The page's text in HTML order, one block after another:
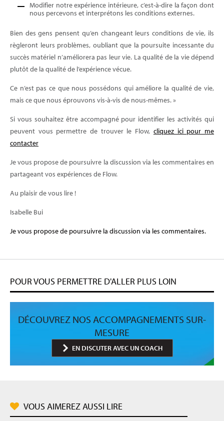
Modifier notre expérience intérieure, c’est-à-dire la façon dont
nous percevons et interprétons les conditions externes.
Bien des gens pensent qu’en changeant leurs conditions de vie, ils
règleront leurs problèmes, oubliant que la poursuite incessante du
succès matériel n’améliorera pas leur vie. La qualité de la vie dépend
plutôt de la qualité de l’expérience vécue.
Ce n’est pas ce que nous possédons qui améliore la qualité de vie,
mais ce que nous éprouvons vis-à-vis de nous-mêmes. »
Si vous souhaitez être accompagné pour identifier les activités qui
peuvent vous permettre de trouver le Flow, cliquez ici pour me
contacter
Je vous propose de poursuivre la discussion via les commentaires en
partageant vos expériences de Flow.
Au plaisir de vous lire !
Isabelle Bui
Je vous propose de poursuivre la discussion via les commentaires.
POUR VOUS PERMETTRE D'ALLER PLUS LOIN
DÉCOUVREZ NOS ACCOMPAGNEMENTS SUR-
MESURE
EN DISCUTER AVEC UN COACH
VOUS AIMEREZ AUSSI LIRE